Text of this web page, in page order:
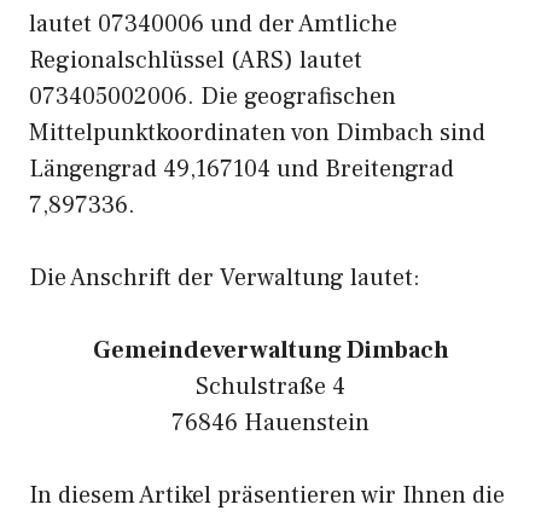
lautet 07340006 und der Amtliche
Regionalschlüssel (ARS) lautet
073405002006. Die geografischen
Mittelpunktkoordinaten von Dimbach sind
Längengrad 49,167104 und Breitengrad
7,897336.
Die Anschrift der Verwaltung lautet:
Gemeindeverwaltung Dimbach
Schulstraße 4
76846 Hauenstein
In diesem Artikel präsentieren wir Ihnen die